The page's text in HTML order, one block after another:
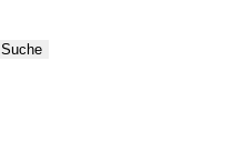
Suche